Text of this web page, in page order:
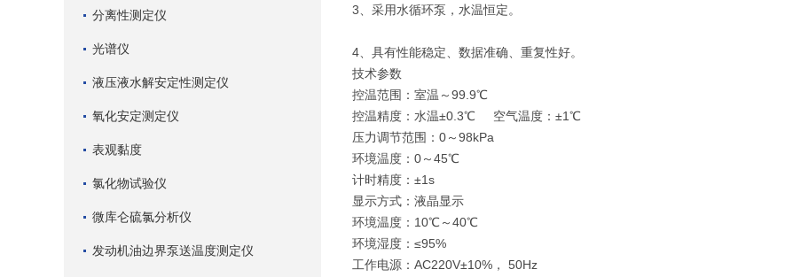
分离性测定仪
光谱仪
液压液水解安定性测定仪
氧化安定测定仪
表观黏度
氯化物试验仪
微库仑硫氯分析仪
发动机油边界泵送温度测定仪
3、采用水循环泵，水温恒定。
4、具有性能稳定、数据准确、重复性好。
技术参数
控温范围：室温～99.9℃
控温精度：水温±0.3℃ 空气温度：±1℃
压力调节范围：0～98kPa
环境温度：0～45℃
计时精度：±1s
显示方式：液晶显示
环境温度：10℃～40℃
环境湿度：≤95%
工作电源：AC220V±10%， 50Hz